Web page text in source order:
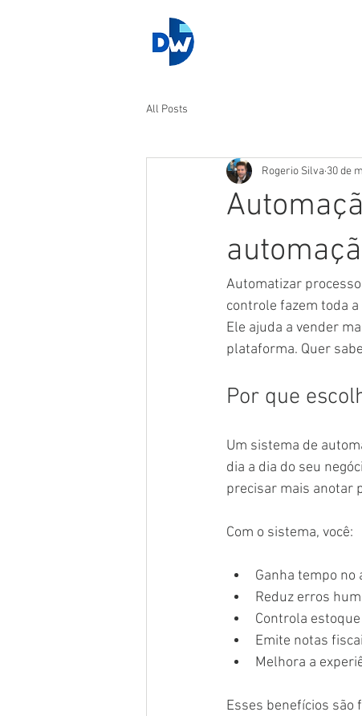
All Posts
Rogerio Silva 30 de
Automatizar
controle fazem toda
Ele ajuda a vender
plataforma. Quer
Por que
Um sistema de
dia a dia do seu
precisar mais anotar
Com o sistema, você:
Ganha tempo no
Reduz erros
Controla
Emite notas
Melhora a
Esses benefícios são